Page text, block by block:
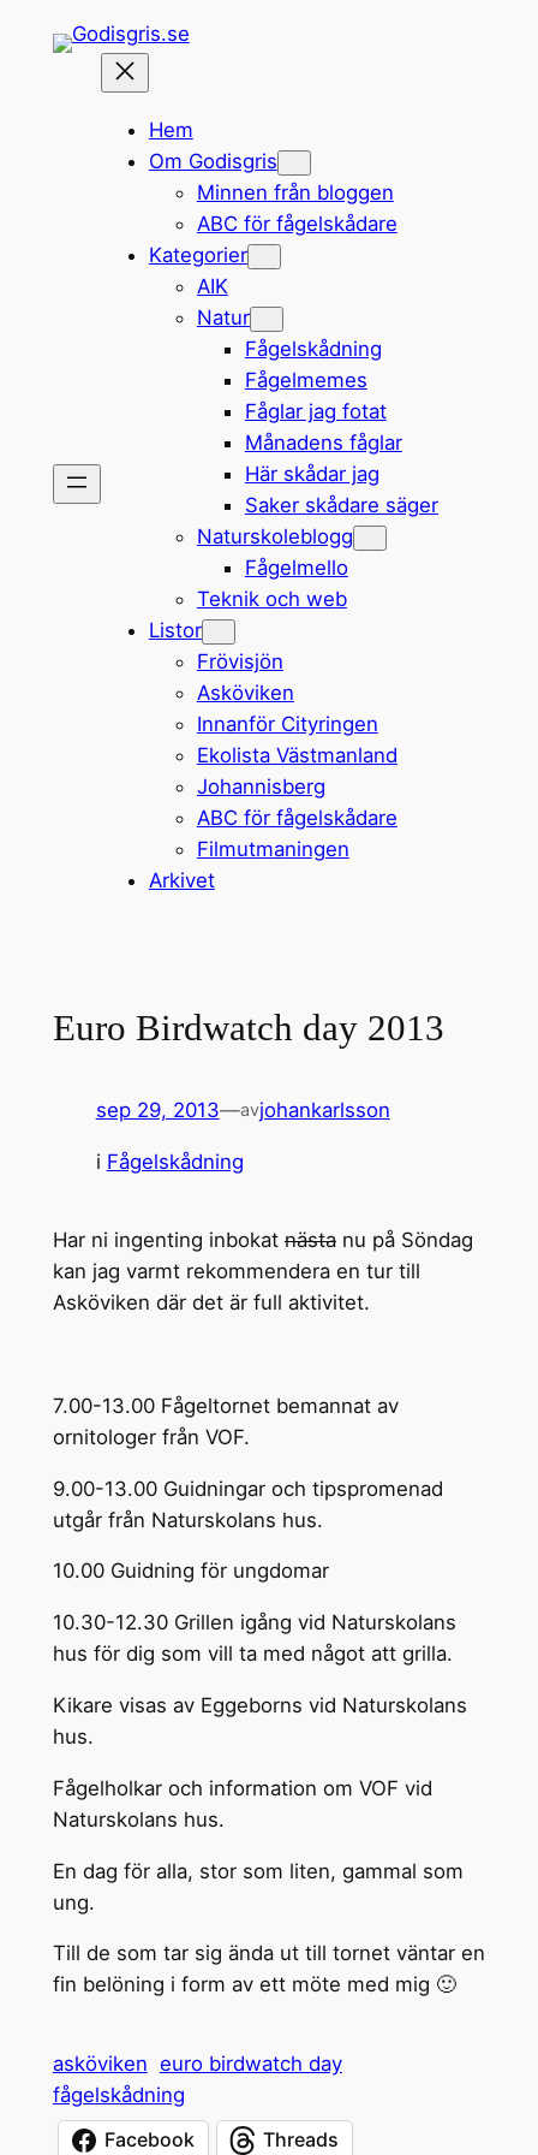
Hem
Om Godisgris
Minnen från bloggen
ABC för fågelskådare
Kategorier
AIK
Natur
Fågelskådning
Fågelmemes
Fåglar jag fotat
Månadens fåglar
Här skådar jag
Saker skådare säger
Naturskoleblogg
Fågelmello
Teknik och web
Listor
Frövisjön
Asköviken
Innanför Cityringen
Ekolista Västmanland
Johannisberg
ABC för fågelskådare
Filmutmaningen
Arkivet
Euro Birdwatch day 2013
sep 29, 2013—avjohankarlsson
i Fågelskådning
Har ni ingenting inbokatnästanu på Söndag
kan jag varmt rekommendera en tur till
Asköviken där det är full aktivitet.
7.00-13.00 Fågeltornet bemannat av
ornitologer från VOF.
9.00-13.00 Guidningar och tipspromenad
utgår från Naturskolans hus.
10.00 Guidning för ungdomar
10.30-12.30 Grillen igång vid Naturskolans
hus för dig som vill ta med något att grilla.
Kikare visas av Eggeborns vid Naturskolans
hus.
Fågelholkar och information om VOF vid
Naturskolans hus.
En dag för alla, stor som liten, gammal som
ung.
Till de som tar sig ända ut till tornet väntar en
fin belöning i form av ett möte med mig 🙂
asköviken euro birdwatch day
fågelskådning
Facebook
Threads